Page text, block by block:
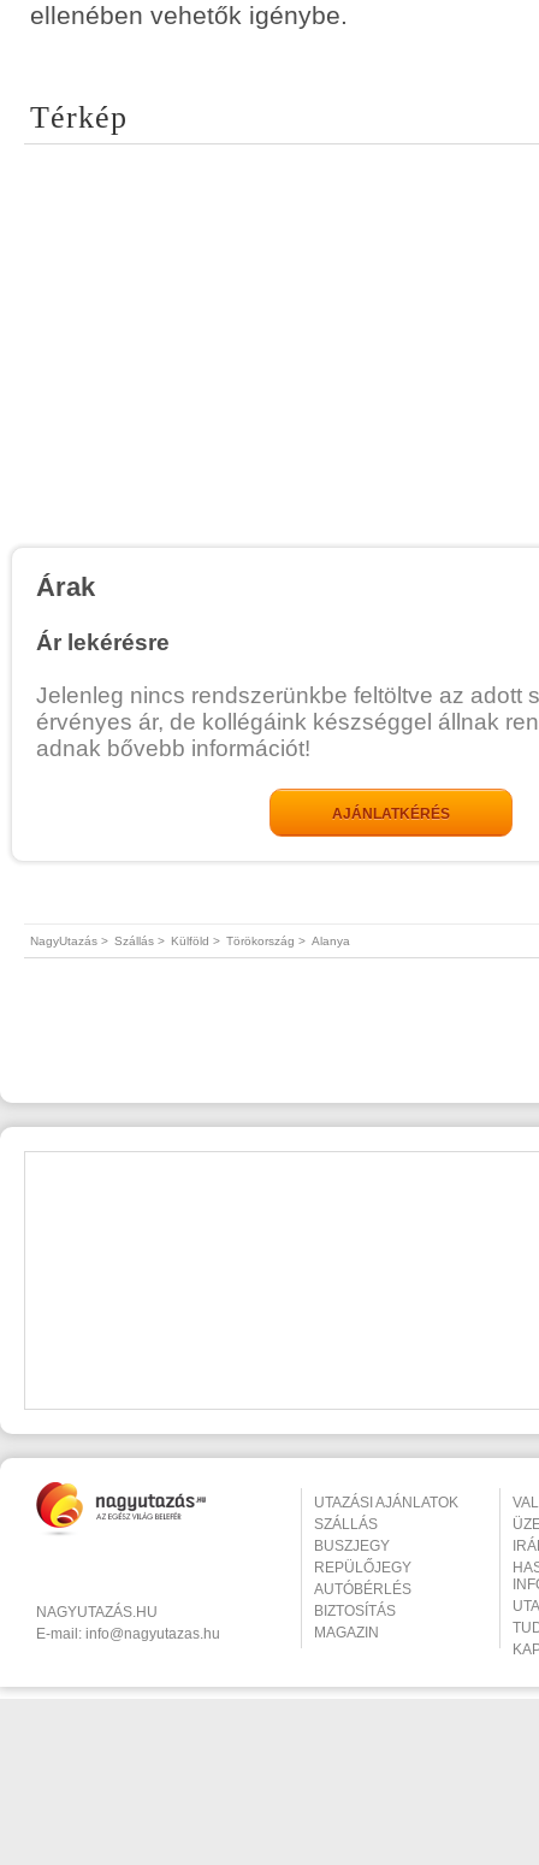
ellenében vehetők igénybe.
Térkép
Árak
Ár lekérésre
Jelenleg nincs rendszerünkbe feltöltve az adott
érvényes ár, de kollégáink készséggel állnak
adnak bővebb információt!
AJÁNLATKÉRÉS
NagyUtazás > Szállás > Külföld > Törökország > Alanya
NAGYUTAZÁS.HU
E-mail: info@nagyutazas.hu
UTAZÁSI AJÁNLATOK
SZÁLLÁS
BUSZJEGY
REPÜLŐJEGY
AUTÓBÉRLÉS
BIZTOSÍTÁS
MAGAZIN